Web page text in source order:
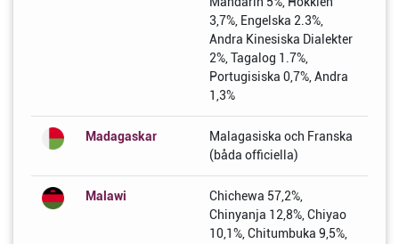
3,7%, Engelska 2.3%,
Andra Kinesiska Dialekter
2%, Tagalog 1.7%,
Portugisiska 0,7%, Andra
1,3%
Madagaskar
Malagasiska och Franska
(båda officiella)
Malawi
Chichewa 57,2%,
Chinyanja 12,8%, Chiyao
10,1%, Chitumbuka 9,5%,